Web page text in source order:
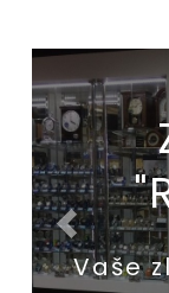
Vaše